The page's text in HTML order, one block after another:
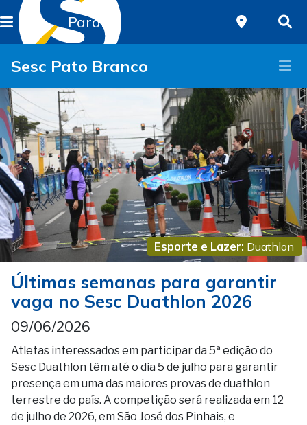
Paraná
Sesc Pato Branco
Esporte e Lazer: Duathlon
Últimas semanas para garantir
vaga no Sesc Duathlon 2026
09/06/2026
Atletas interessados em participar da 5ª edição do
Sesc Duathlon têm até o dia 5 de julho para garantir
presença em uma das maiores provas de duathlon
terrestre do país. A competição será realizada em 12
de julho de 2026, em São José dos Pinhais, e